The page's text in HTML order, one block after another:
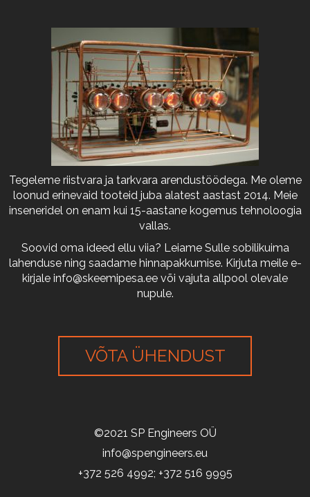
Tegeleme riistvara ja tarkvara arendustöödega. Me oleme
loonud erinevaid tooteid juba alatest aastast 2014. Meie
inseneridel on enam kui 15-aastane kogemus tehnoloogia
vallas.
Soovid oma ideed ellu viia? Leiame Sulle sobilikuima
lahenduse ning saadame hinnapakkumise. Kirjuta meile e-
kirjale info@skeemipesa.ee või vajuta allpool olevale
nupule.
VÕTA ÜHENDUST
©2021 SP Engineers OÜ
info@spengineers.eu
+372 526 4992; +372 516 9995